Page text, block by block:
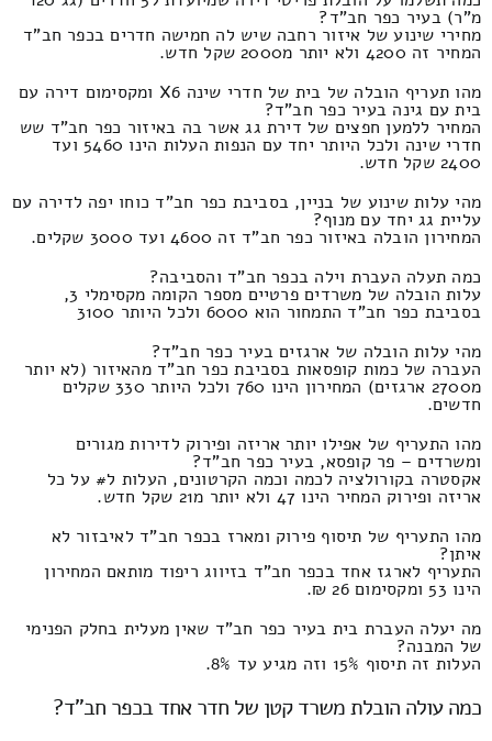
מ"ר) בעיר כפר חב"ד?
מחירי שינוע של איזור רחבה שיש לה חמישה חדרים בכפר חב"ד
המחיר זה 4200 ולא יותר מ2000 שקל חדש.
מהו תעריף הובלה של בית של חדרי שינה X6 ומקסימום דירה עם
בית עם גינה בעיר כפר חב"ד?
המחיר ללמען חפצים של דירת גג אשר בה באיזור כפר חב"ד שש
חדרי שינה ולכל היותר יחד עם הנפות העלות הינו 5460 ועד
2400 שקל חדש.
מהי עלות שינוע של בניין, בסביבת כפר חב"ד כוחו יפה לדירה עם
עליית גג יחד עם מנוף?
המחירון הובלה באיזור כפר חב"ד זה 4600 ועד 3000 שקלים.
כמה תעלה העברת וילה בכפר חב"ד והסביבה?
עלות הובלה של משרדים פרטיים מספר הקומה מקסימלי 3,
בסביבת כפר חב"ד התמחור הוא 6000 ולכל היותר 3100
מהי עלות הובלה של ארגזים בעיר כפר חב"ד?
העברה של כמות קופסאות בסביבת כפר חב"ד מהאיזור (לא יותר
מ2700 ארגזים) המחירון הינו 760 ולכל היותר 330 שקלים
חדשים.
מהו התעריף של אפילו יותר אריזה ופירוק לדירות מגורים
ומשרדים – פר קופסא, בעיר כפר חב"ד?
אקסטרה בקורולציה לכמה וכמה הקרטונים, העלות ל# על כל
אריזה ופירוק המחיר הינו 47 ולא יותר מ21 שקל חדש.
מהו התעריף של תיסוף פירוק ומארז בכפר חב"ד לאיבזור לא
איתן?
התעריף לארגז אחד בכפר חב"ד בזיווג ריפוד מותאם המחירון
הינו 53 ומקסימום 26 ₪.
מה יעלה העברת בית בעיר כפר חב"ד שאין מעלית בחלק הפנימי
של המבנה?
העלות זה תיסוף 15% וזה מגיע עד 8%.
כמה עולה הובלת משרד קטן של חדר אחד בכפר חב"ד?